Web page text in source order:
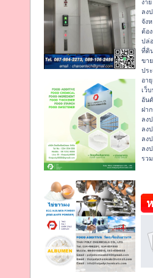
ง่าย
ลง
จัง
ต้อ
ปล่
ที่ดิ
ขา
ปร
อายุ
เว็
อัน
ฝา
ลง
ลง
ลง
ลง
รว